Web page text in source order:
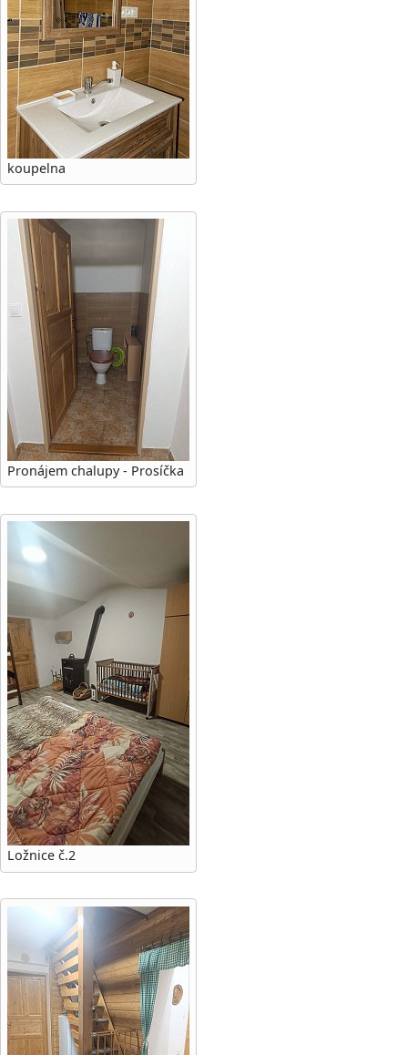
koupelna
Pronájem chalupy - Prosíčka
Ložnice č.2